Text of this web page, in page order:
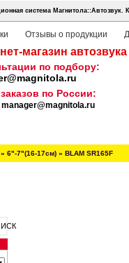
система Магнитола::Автозвук.
Отзывы о продукции
магазин
по подбору:
по России:
manager@magnitola.ru
» 6"-7"(16-17см) » BLAM SR165F